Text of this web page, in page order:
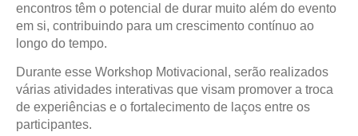
encontros têm o potencial de durar muito além do evento
em si, contribuindo para um crescimento contínuo ao
longo do tempo.
Durante esse Workshop Motivacional, serão realizados
várias atividades interativas que visam promover a troca
de experiências e o fortalecimento de laços entre os
participantes.